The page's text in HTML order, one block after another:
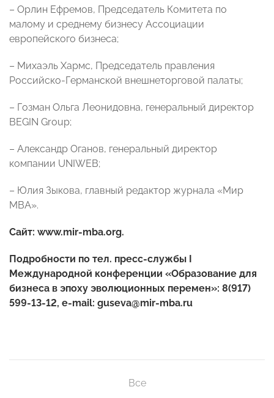
– Орлин Ефремов, Председатель Комитета по
малому и среднему бизнесу Ассоциации
европейского бизнеса;
– Михаэль Хармс, Председатель правления
Российско-Германской внешнеторговой палаты;
– Гозман Ольга Леонидовна, генеральный директор
BEGIN Group;
– Александр Оганов, генеральный директор
компании UNIWEB;
– Юлия Зыкова, главный редактор журнала «Мир
МВА».
Сайт: www.mir-mba.org.
Подробности по тел. пресс-службы I
Международной конференции «Образование для
бизнеса в эпоху эволюционных перемен»: 8(917)
599-13-12, e-mail: guseva@mir-mba.ru
Все